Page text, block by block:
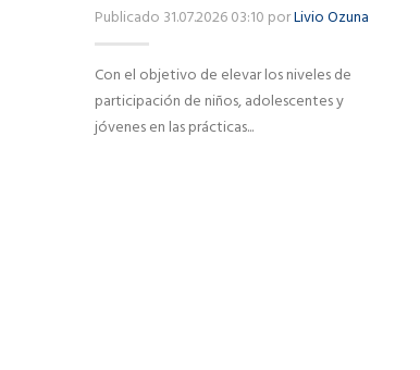
Publicado 31.07.2026 03:10 porLivio Ozuna
Con el objetivo de elevar los niveles de
participación de niños, adolescentes y
jóvenes en las prácticas...